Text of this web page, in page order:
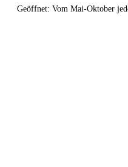
Geöffnet: Vom Mai-Oktober